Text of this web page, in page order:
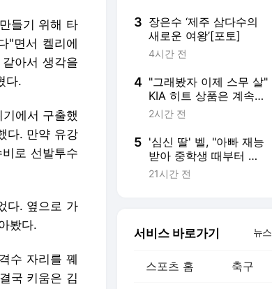
들기 위해 타
"면서 켈리에
아서 생각을
다.
에서 구출했
다. 만약 유강
로 선발투수
다. 옆으로 가
봤다.
수 자리를 꿰
국 키움은 김
될 정도 다 쏟아부어"
3 장은수 ‘제주 삼다수의
새로운 여왕’[포토]
4시간 전
4 "그래봤자 이제 스무 살"
KIA 히트 상품은 계속
성장 중…꽃감독은 믿고
2시간 전
5 '심신 딸' 벨, "아빠 재능
받아 중학생 때부터 작
곡...천 곡 만들어" (살림
21시간 전
서비스 바로가기 뉴스
스포츠 홈 축구